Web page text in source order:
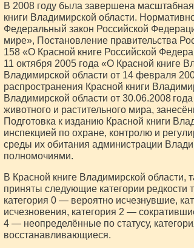
В 2008 году была завершена
книги Владимирской области.
Федеральный закон Российской
мире», Постановление правительства
158 «О Красной книге Российской
11 октября 2005 года «О Красной книге
Владимирской области от 14 февраля
распространения Красной книги
Владимирской области от 30.06.2008
животного и растительного мира,
Подготовка к изданию Красной книги
инспекцией по охране, контролю и
среды их обитания администрации
полномочиями.
В Красной книге Владимирской области,
приняты следующие категории редкости
категория 0 — вероятно исчезнувшие,
исчезновения, категория 2 —
4 — неопределённые по статусу,
восстанавливающиеся.